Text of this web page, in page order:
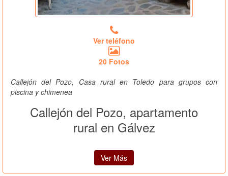
Ver teléfono
20 Fotos
Callejón del Pozo, Casa rural en Toledo para grupos con
piscina y chimenea
Callejón del Pozo, apartamento
rural en Gálvez
Ver Más